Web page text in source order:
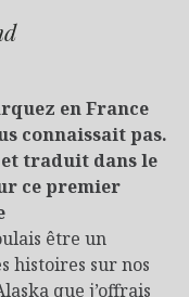
en France
connaissait pas.
traduit dans le
ce premier
être un
histoires sur nos
que j’offrais